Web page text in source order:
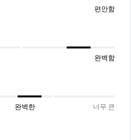
편안함
완벽함
완벽한 너무 큰